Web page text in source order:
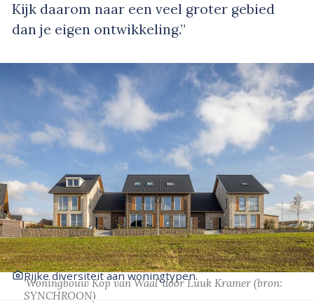
Kijk daarom naar een veel groter gebied
dan je eigen ontwikkeling.”
Rijke diversiteit aan woningtypen.
‘Woningbouw Kop van Waal’door Luuk Kramer (bron:
SYNCHROON)